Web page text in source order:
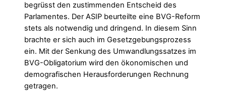
begrüsst den zustimmenden Entscheid des
Parlamentes. Der ASIP beurteilte eine BVG-Reform
stets als notwendig und dringend. In diesem Sinn
brachte er sich auch im Gesetzgebungsprozess
ein. Mit der Senkung des Umwandlungssatzes im
BVG-Obligatorium wird den ökonomischen und
demografischen Herausforderungen Rechnung
getragen.